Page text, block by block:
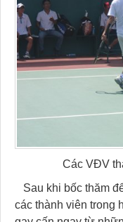
Các VĐV
Sau khi bốc thăm
các thành viên trong